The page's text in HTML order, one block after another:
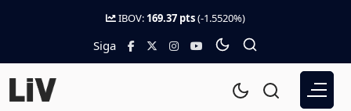
IBOV: 169.37 pts(-1.5520%)
Siga